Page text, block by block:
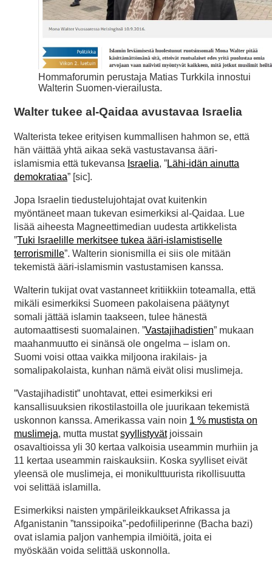
Hommaforumin perustaja Matias Turkkila innostui
Walterin Suomen-vierailusta.
Walter tukee al-Qaidaa avustavaa Israelia
Walterista tekee erityisen kummallisen hahmon se, että
hän väittää yhtä aikaa sekä vastustavansa ääri-
islamismia että tukevansa Israelia, ”Lähi-idän ainutta
demokratiaa” [sic].
Jopa Israelin tiedustelujohtajat ovat kuitenkin
myöntäneet maan tukevan esimerkiksi al-Qaidaa. Lue
lisää aiheesta Magneettimedian uudesta artikkelista
”Tuki Israelille merkitsee tukea ääri-islamistiselle
terrorismille”. Walterin sionismilla ei siis ole mitään
tekemistä ääri-islamismin vastustamisen kanssa.
Walterin tukijat ovat vastanneet kritiikkiin toteamalla, että
mikäli esimerkiksi Suomeen pakolaisena päätynyt
somali jättää islamin taakseen, tulee hänestä
automaattisesti suomalainen. ”Vastajihadistien” mukaan
maahanmuutto ei sinänsä ole ongelma – islam on.
Suomi voisi ottaa vaikka miljoona irakilais- ja
somalipakolaista, kunhan nämä eivät olisi muslimeja.
”Vastajihadistit” unohtavat, ettei esimerkiksi eri
kansallisuuksien rikostilastoilla ole juurikaan tekemistä
uskonnon kanssa. Amerikassa vain noin 1 % mustista on
muslimeja, mutta mustatsyyllistyvätjoissain
osavaltioissa yli 30 kertaa valkoisia useammin murhiin ja
11 kertaa useammin raiskauksiin. Koska syylliset eivät
yleensä ole muslimeja, ei monikulttuurista rikollisuutta
voi selittää islamilla.
Esimerkiksi naisten ympärileikkaukset Afrikassa ja
Afganistanin ”tanssipoika”-pedofiiliperinne (Bacha bazi)
ovat islamia paljon vanhempia ilmiöitä, joita ei
myöskään voida selittää uskonnolla.